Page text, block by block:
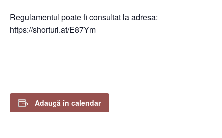
Regulamentul poate fi consultat la adresa:
https://shorturl.at/E87Ym
Adaugă în calendar